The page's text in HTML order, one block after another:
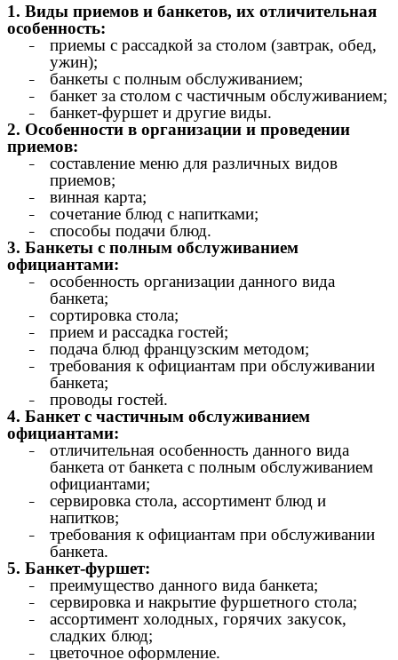
1. Виды приемов и банкетов, их отличительная
особенность:
приемы с рассадкой за столом (завтрак, обед,
ужин);
банкеты с полным обслуживанием;
банкет за столом с частичным обслуживанием;
банкет-фуршет и другие виды.
2. Особенности в организации и проведении
приемов:
составление меню для различных видов
приемов;
винная карта;
сочетание блюд с напитками;
способы подачи блюд.
3. Банкеты с полным обслуживанием
официантами:
особенность организации данного вида
банкета;
сортировка стола;
прием и рассадка гостей;
подача блюд французским методом;
требования к официантам при обслуживании
банкета;
проводы гостей.
4. Банкет с частичным обслуживанием
официантами:
отличительная особенность данного вида
банкета от банкета с полным обслуживанием
официантами;
сервировка стола, ассортимент блюд и
напитков;
требования к официантам при обслуживании
банкета.
5. Банкет-фуршет:
преимущество данного вида банкета;
сервировка и накрытие фуршетного стола;
ассортимент холодных, горячих закусок,
сладких блюд;
цветочное оформление.